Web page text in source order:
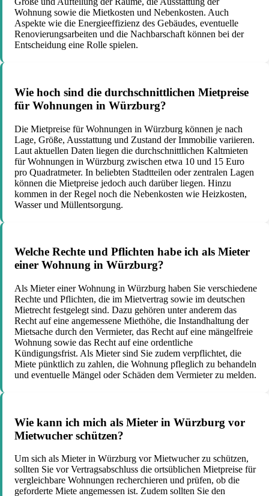
Wohnung sowie die Mietkosten und Nebenkosten. Auch
Aspekte wie die Energieeffizienz des Gebäudes, eventuelle
Renovierungsarbeiten und die Nachbarschaft können bei der
Entscheidung eine Rolle spielen.
Wie hoch sind die durchschnittlichen Mietpreise
für Wohnungen in Würzburg?
Die Mietpreise für Wohnungen in Würzburg können je nach
Lage, Größe, Ausstattung und Zustand der Immobilie variieren.
Laut aktuellen Daten liegen die durchschnittlichen Kaltmieten
für Wohnungen in Würzburg zwischen etwa 10 und 15 Euro
pro Quadratmeter. In beliebten Stadtteilen oder zentralen Lagen
können die Mietpreise jedoch auch darüber liegen. Hinzu
kommen in der Regel noch die Nebenkosten wie Heizkosten,
Wasser und Müllentsorgung.
Welche Rechte und Pflichten habe ich als Mieter
einer Wohnung in Würzburg?
Als Mieter einer Wohnung in Würzburg haben Sie verschiedene
Rechte und Pflichten, die im Mietvertrag sowie im deutschen
Mietrecht festgelegt sind. Dazu gehören unter anderem das
Recht auf eine angemessene Miethöhe, die Instandhaltung der
Mietsache durch den Vermieter, das Recht auf eine mängelfreie
Wohnung sowie das Recht auf eine ordentliche
Kündigungsfrist. Als Mieter sind Sie zudem verpflichtet, die
Miete pünktlich zu zahlen, die Wohnung pfleglich zu behandeln
und eventuelle Mängel oder Schäden dem Vermieter zu melden.
Wie kann ich mich als Mieter in Würzburg vor
Mietwucher schützen?
Um sich als Mieter in Würzburg vor Mietwucher zu schützen,
sollten Sie vor Vertragsabschluss die ortsüblichen Mietpreise für
vergleichbare Wohnungen recherchieren und prüfen, ob die
geforderte Miete angemessen ist. Zudem sollten Sie den